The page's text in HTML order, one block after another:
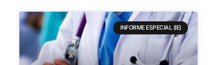
INFORME ESPECIAL (IE)